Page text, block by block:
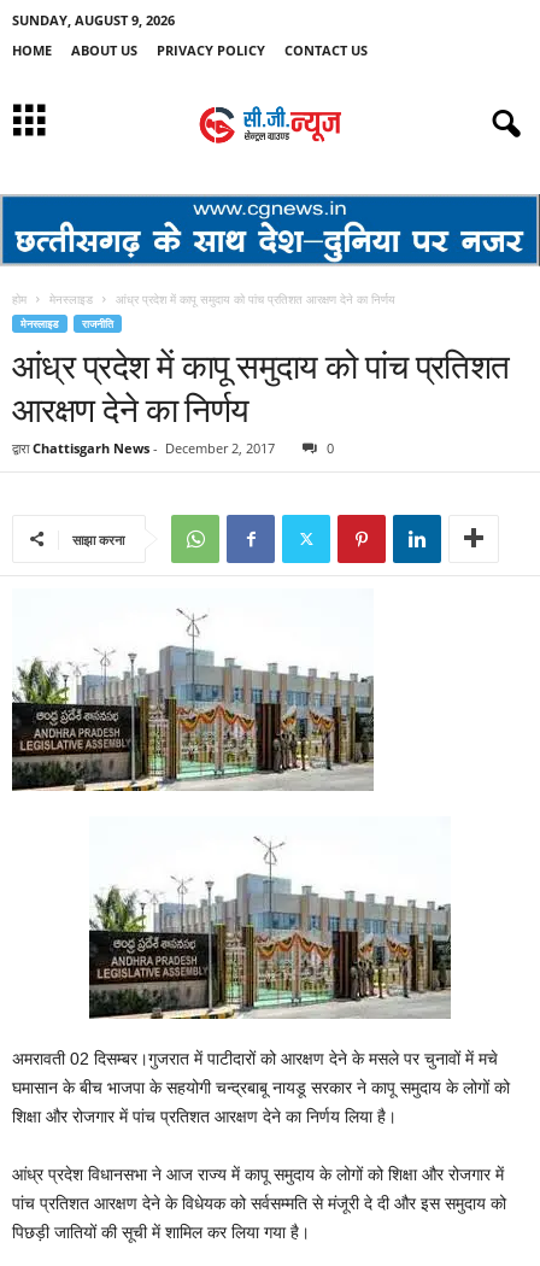
SUNDAY, AUGUST 9, 2026
HOME
ABOUT US PRIVACY POLICY CONTACT US
होम मेनस्लाइड आंध्र प्रदेश में कापू समुदाय को पांच प्रतिशत आरक्षण देने का निर्णय
मेनस्लाइड राजनीति
आंध्र प्रदेश में कापू समुदाय को पांच प्रतिशत
आरक्षण देने का निर्णय
द्वारा Chattisgarh News - December 2, 2017 0
साझा करना
अमरावती 02 दिसम्बर।गुजरात में पाटीदारों को आरक्षण देने के मसले पर चुनावों में मचे
घमासान के बीच भाजपा के सहयोगी चन्द्रबाबू नायडू सरकार ने कापू समुदाय के लोगों को
शिक्षा और रोजगार में पांच प्रतिशत आरक्षण देने का निर्णय लिया है।
आंध्र प्रदेश विधानसभा ने आज राज्य में कापू समुदाय के लोगों को शिक्षा और रोजगार में
पांच प्रतिशत आरक्षण देने के विधेयक को सर्वसम्मति से मंजूरी दे दी और इस समुदाय को
पिछड़ी जातियों की सूची में शामिल कर लिया गया है।